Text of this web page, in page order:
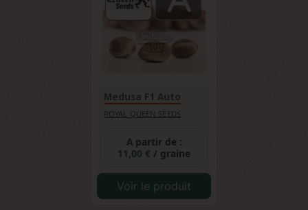
Medusa F1 Auto
ROYAL QUEEN SEEDS
A partir de :
11,00 € / graine
Voir le produit